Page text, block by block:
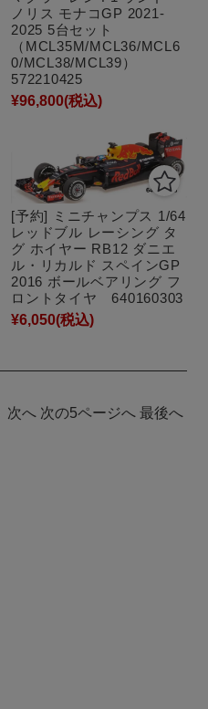
ノリス モナコGP 2021-
2025 5台セット
（MCL35M/MCL36/MCL6
0/MCL38/MCL39）
572210425
¥96,800(税込)
[予約] ミニチャンプス 1/64
レッドブル レーシング タ
グ ホイヤー RB12 ダニエ
ル・リカルド スペインGP
2016 ボールベアリング フ
ロントタイヤ 640160303
¥6,050(税込)
次へ 次の5ページへ 最後へ